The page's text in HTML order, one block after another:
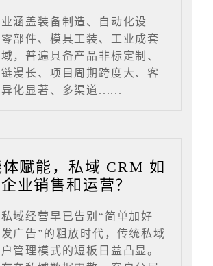
涵盖装备制造、自动化设
部件、模具工装、工业成套
，普遍具备产品非标定制、
漫长、项目周期跨度大、客
化显著、多渠道......
赋能，私域 CRM 如
业销售和运营？
域经营早已告别“简单加好
广告”的粗放时代，传统私域
管理模式的短板日益凸显。